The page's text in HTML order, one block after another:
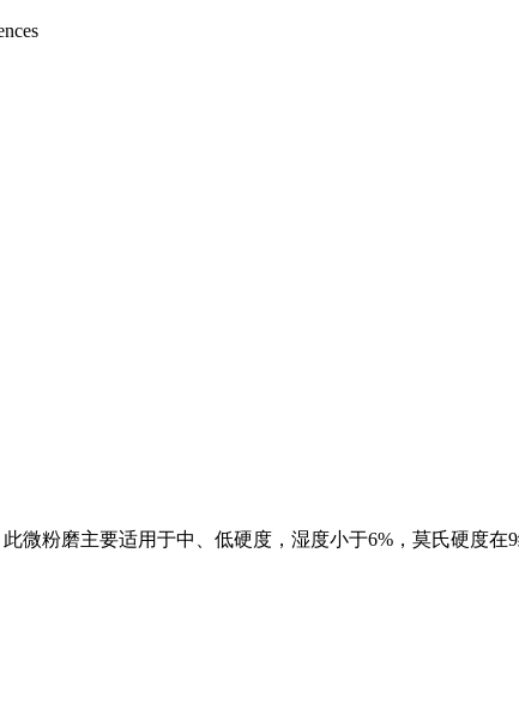
微粉磨主要适用于中、低硬度，湿度小于6%，莫氏硬度